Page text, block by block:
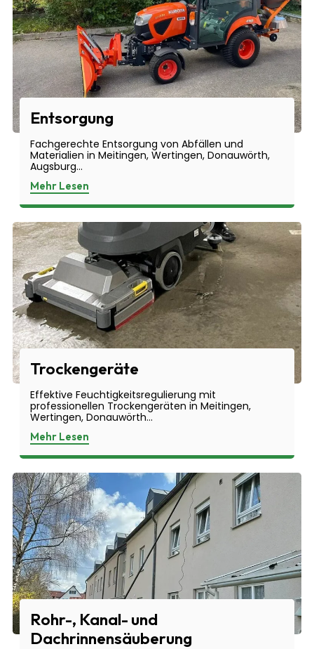
Entsorgung
Fachgerechte Entsorgung von Abfällen und
Materialien in Meitingen, Wertingen, Donauwörth,
Augsburg...
Mehr Lesen
Trockengeräte
Effektive Feuchtigkeitsregulierung mit
professionellen Trockengeräten in Meitingen,
Wertingen, Donauwörth...
Mehr Lesen
Rohr-, Kanal- und
Dachrinnensäuberung